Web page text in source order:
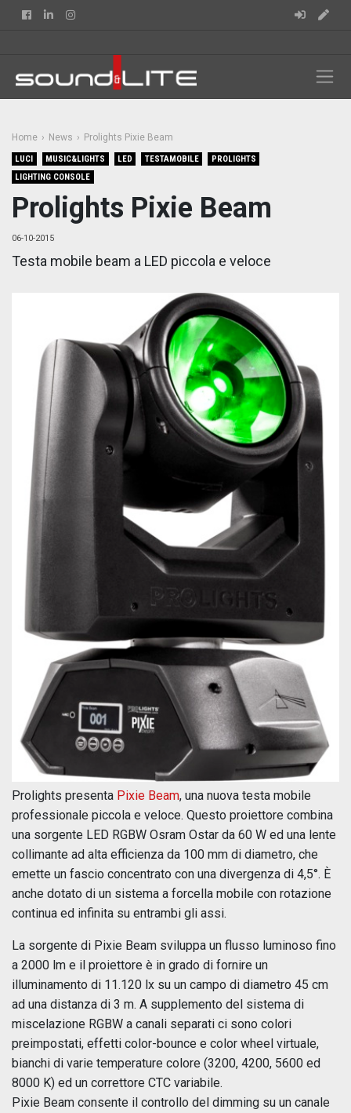
FacebookLinkedin
Home News Prolights Pixie Beam
LUCI MUSIC&LIGHTS LED TESTAMOBILE
PROLIGHTS
LIGHTING CONSOLE
Prolights Pixie Beam
06-10-2015
Testa mobile beam a LED piccola e veloce
Prolights presenta Pixie Beam, una nuova testa mobile
professionale piccola e veloce. Questo proiettore combina
una sorgente LED RGBW Osram Ostar da 60 W ed una lente
collimante ad alta efficienza da 100 mm di diametro, che
emette un fascio concentrato con una divergenza di 4,5°. È
anche dotato di un sistema a forcella mobile con rotazione
continua ed infinita su entrambi gli assi.
La sorgente di Pixie Beam sviluppa un flusso luminoso fino
a 2000 lm e il proiettore è in grado di fornire un
illuminamento di 11.120 lx su un campo di diametro 45 cm
ad una distanza di 3 m. A supplemento del sistema di
miscelazione RGBW a canali separati ci sono colori
preimpostati, effetti color-bounce e color wheel virtuale,
bianchi di varie temperature colore (3200, 4200, 5600 ed
8000 K) ed un correttore CTC variabile.
Pixie Beam consente il controllo del dimming su un canale